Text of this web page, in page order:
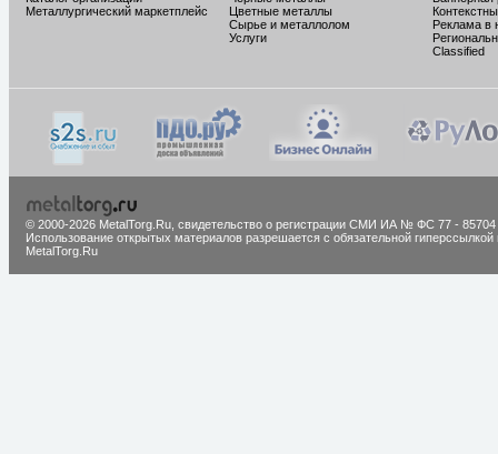
Металлургический маркетплейс
Цветные металлы
Сырье и металлолом
Услуги
Реклама в
Classified
© 2000-2026 MetalTorg.Ru, cвидетельство о регистрации СМИ ИА № ФС 77 - 85704
Использование открытых материалов разрешается с обязательной гиперссылкой
MetalTorg.Ru